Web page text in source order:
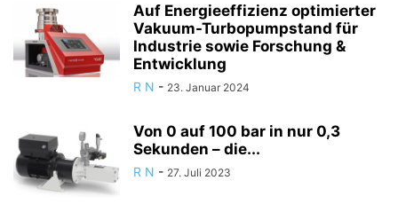
Auf Energieeffizienz optimierter
Vakuum-Turbopumpstand für
Industrie sowie Forschung &
Entwicklung
R N - 23. Januar 2024
Von 0 auf 100 bar in nur 0,3
Sekunden – die...
R N - 27. Juli 2023